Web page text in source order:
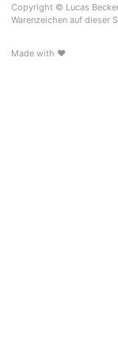
Made with ♥
Copyright © Lucas
Warenzeichen auf dieser